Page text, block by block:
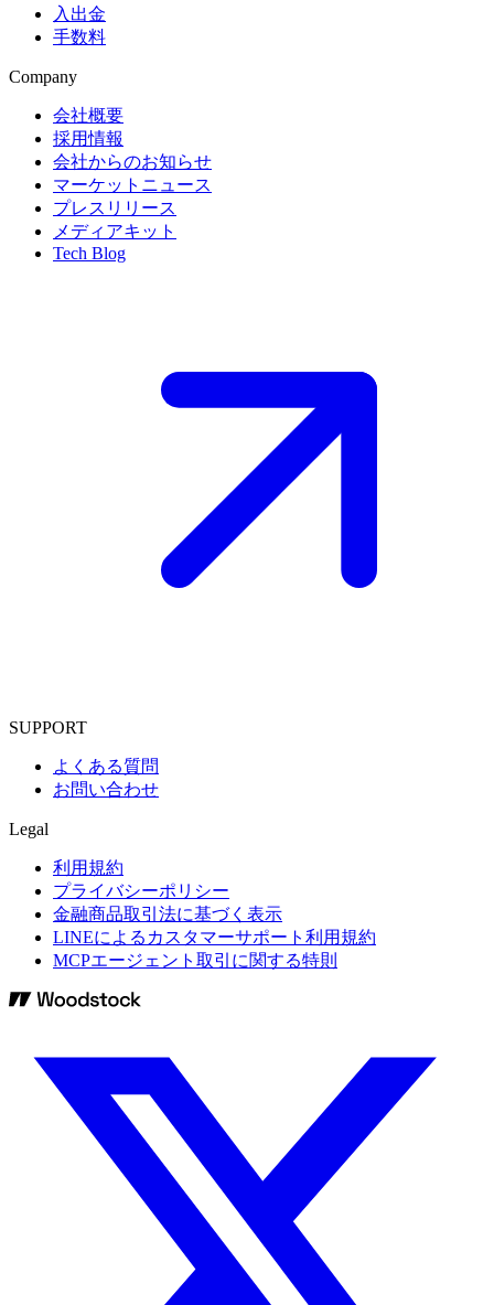
入出金
手数料
Company
会社概要
採用情報
会社からのお知らせ
マーケットニュース
プレスリリース
メディアキット
Tech Blog
SUPPORT
よくある質問
お問い合わせ
Legal
利用規約
プライバシーポリシー
金融商品取引法に基づく表示
LINEによるカスタマーサポート利用規約
MCPエージェント取引に関する特則